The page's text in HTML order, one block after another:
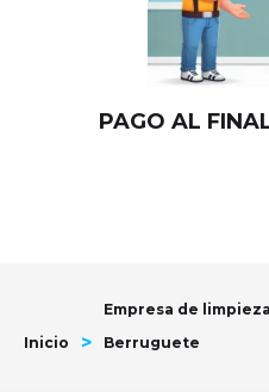
PAGO AL
Inicio >
Empresa de
Berruguete